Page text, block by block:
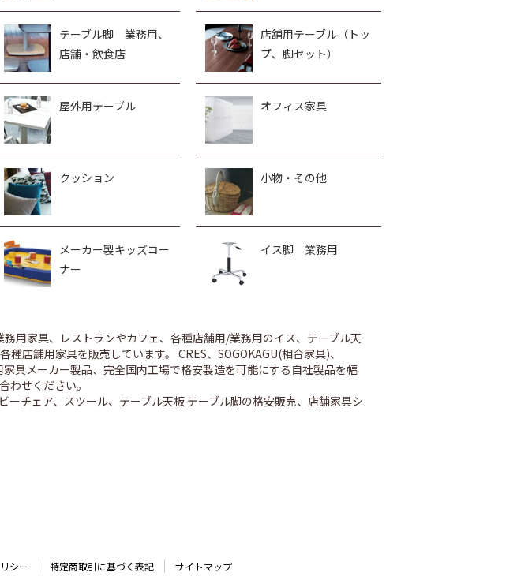
テーブル脚 業務用、
店舗・飲食店
店舗用テーブル（トッ
プ、脚セット）
屋外用テーブル オフィス家具
クッション 小物・その他
メーカー製キッズコー
ナー
イス脚 業務用
用家具、レストランやカフェ、各種店舗用/業務用のイス、テーブル天
店舗用家具を販売しています。 CRES、SOGOKAGU(相合家具)、
具メーカー製品、完全国内工場で格安製造を可能にする自社製品を幅
わせください。
ーチェア、スツール、テーブル天板 テーブル脚の格安販売、店舗家具シ
シー 特定商取引に基づく表記 サイトマップ